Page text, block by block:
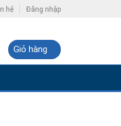
hệ Đăng nhập
Giỏ hàng